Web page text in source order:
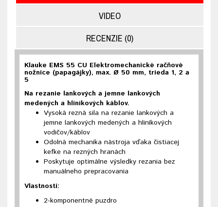
VIDEO
RECENZIE (0)
Klauke EMS 55 CU Elektromechanické račňové
nožnice (papagájky), max. Ø 50 mm, trieda 1, 2 a
5
Na rezanie lankových a jemne lankových
medených a hliníkových káblov.
Vysoká rezná sila na rezanie lankových a
jemne lankových medených a hliníkových
vodičov/káblov
Odolná mechanika nástroja vďaka čistiacej
kefke na rezných hranách
Poskytuje optimálne výsledky rezania bez
manuálneho prepracovania
Vlastnosti:
2-komponentné puzdro